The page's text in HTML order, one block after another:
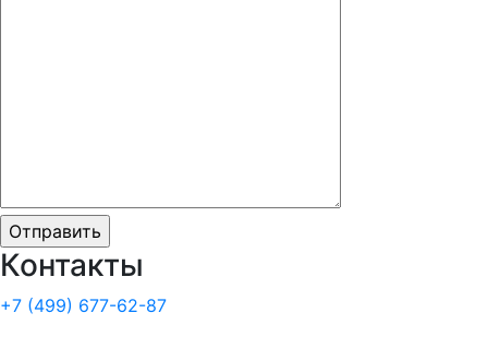
Контакты
+7 (499) 677-62-87